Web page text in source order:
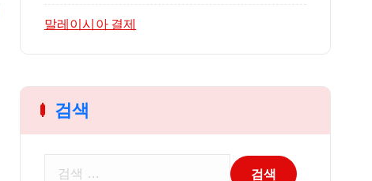
말레이시아 결제
검색